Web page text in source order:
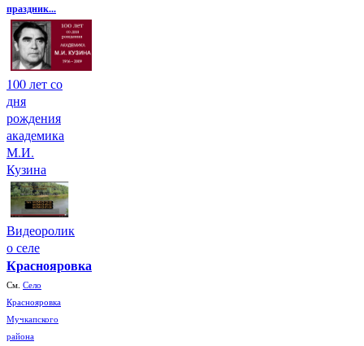
праздник...
100 лет со
дня
рождения
академика
М.И.
Кузина
Видеоролик
о селе
Краснояровка
См. Село
Краснояровка
Мучкапского
района